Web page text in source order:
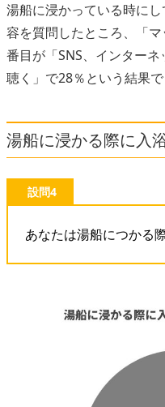
湯船に浸かっている時に
容を質問したところ、「
番目が「SNS、インター
聴く」で28％という結果で
湯船に浸かる際に入
設問4
あなたは湯船につかる